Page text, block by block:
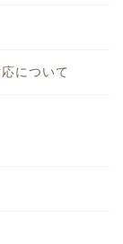
について